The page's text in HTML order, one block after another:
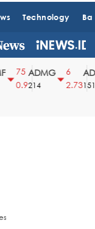
Technology
0.9
ADMG
214
2.731510